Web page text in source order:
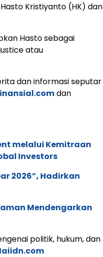
Kristiyanto (HK) dan
Hasto sebagai
atau
dan informasi seputar
dan
melalui Kemitraan
Investors
2026”, Hadirkan
Mendengarkan
politik, hukum, dan